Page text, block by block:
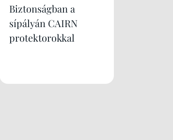
Biztonságban a
sípályán CAIRN
protektorokkal